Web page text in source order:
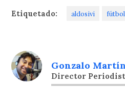
Etiquetado: aldosivi fútbol
Gonzalo
Director